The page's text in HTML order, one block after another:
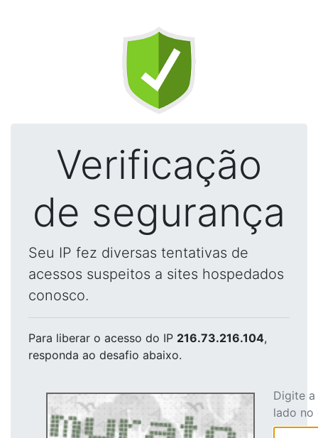
Verificação
de segurança
Seu IP fez diversas tentativas de
acessos suspeitos a sites hospedados
conosco.
Para liberar o acesso do IP 216.73.216.104,
responda ao desafio abaixo.
Digite
lado no